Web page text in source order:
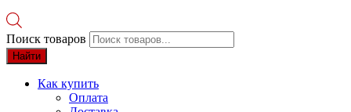
Поиск товаров
Найти
Как купить
Оплата